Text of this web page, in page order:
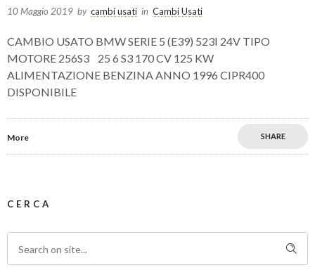
10 Maggio 2019 by cambi usati in Cambi Usati
CAMBIO USATO BMW SERIE 5 (E39) 523I 24V TIPO
MOTORE 256S3 25 6 S3 170 CV 125 KW
ALIMENTAZIONE BENZINA ANNO 1996 CIPR400
DISPONIBILE
More SHARE
CERCA